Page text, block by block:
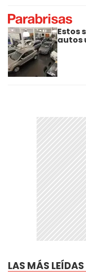
Estos
autos
LAS MÁS LEÍDAS